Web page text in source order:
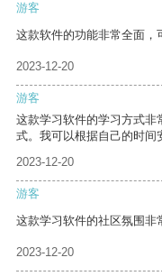
游客
这款软件的功能非常全面，
2023-12-20
游客
这款学习软件的学习方式非
式。我可以根据自己的时间
2023-12-20
游客
这款学习软件的社区氛围非
2023-12-20